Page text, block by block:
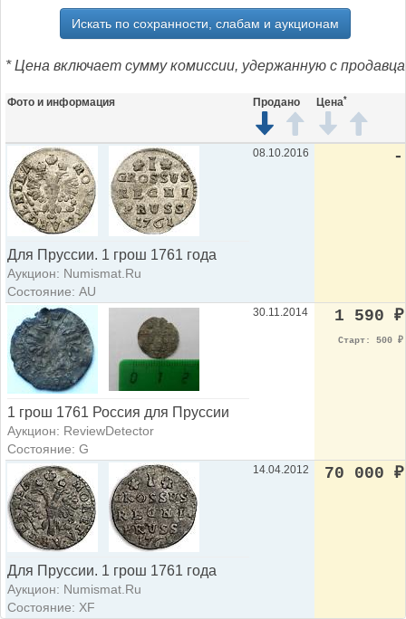
Искать по сохранности, слабам и аукционам
* Цена включает сумму комиссии, удержанную с продавца
Фото и информация Продано Цена*
Для Пруссии. 1 грош 1761 года
Аукцион: Numismat.Ru
Состояние: AU
08.10.2016 -
1 грош 1761 Россия для Пруссии
Аукцион: ReviewDetector
Состояние: G
30.11.2014 1 590 ₽
Старт: 500 ₽
Для Пруссии. 1 грош 1761 года
Аукцион: Numismat.Ru
Состояние: XF
14.04.2012 70 000 ₽